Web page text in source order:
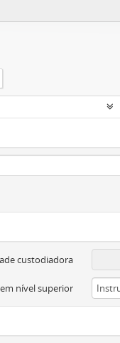
custodiadora
nível superior